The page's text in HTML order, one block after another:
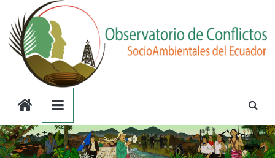
contenido
Observatorio
de